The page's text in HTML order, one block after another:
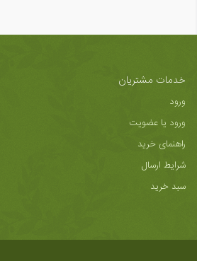
خدمات مشتریان
ورود
ورود یا عضویت
راهنمای خرید
شرایط ارسال
سبد خرید